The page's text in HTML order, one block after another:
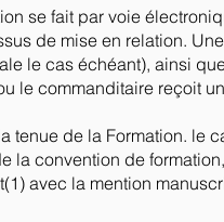
se fait par voie
de mise en relation.
le cas échéant), ainsi
le commanditaire reçoit
tenue de la Formation. le
la convention de
avec la mention